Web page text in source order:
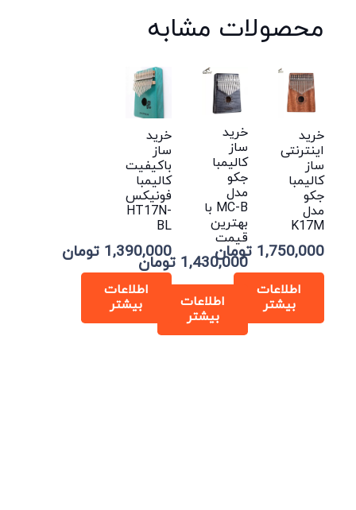
محصولات مشابه
خرید
اینترنتی
ساز
کالیمبا
جکو
مدل
K17M
1,750,000 تومان
اطلاعات
بیشتر
خرید
ساز
کالیمبا
جکو
مدل
MC-B با
بهترین
قیمت
1,430,000 تومان
اطلاعات
بیشتر
خرید
ساز
باکیفیت
کالیمبا
فونیکس
HT17N-
BL
1,390,000 تومان
اطلاعات
بیشتر